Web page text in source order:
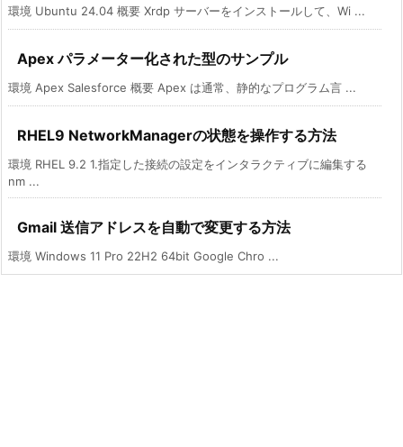
環境 Ubuntu 24.04 概要 Xrdp サーバーをインストールして、Wi ...
Apex パラメーター化された型のサンプル
環境 Apex Salesforce 概要 Apex は通常、静的なプログラム言 ...
RHEL9 NetworkManagerの状態を操作する方法
環境 RHEL 9.2 1.指定した接続の設定をインタラクティブに編集する
nm ...
Gmail 送信アドレスを自動で変更する方法
環境 Windows 11 Pro 22H2 64bit Google Chro ...